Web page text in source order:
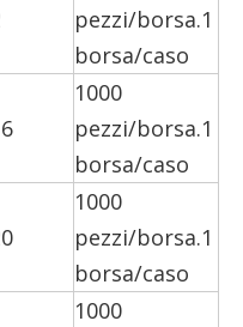
pezzi/borsa.1
borsa/caso
1000
pezzi/borsa.1
borsa/caso
1000
pezzi/borsa.1
borsa/caso
1000